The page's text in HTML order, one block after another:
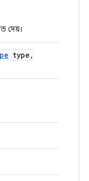
দেয়।
type ,